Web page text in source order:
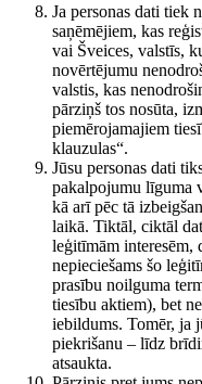
Ja personas dati tiek
saņēmējiem, kas
vai Šveices, valstīs,
novērtējumu
valstis, kas
pārziņš tos nosūta,
piemērojamajiem
klauzulas“.
Jūsu personas dati
pakalpojumu līguma
kā arī pēc tā
laikā. Tiktāl, ciktāl
leģitīmām
nepieciešams šo
prasību noilguma
tiesību aktiem), bet
iebildums. Tomēr, ja
piekrišanu – līdz
atsaukta.